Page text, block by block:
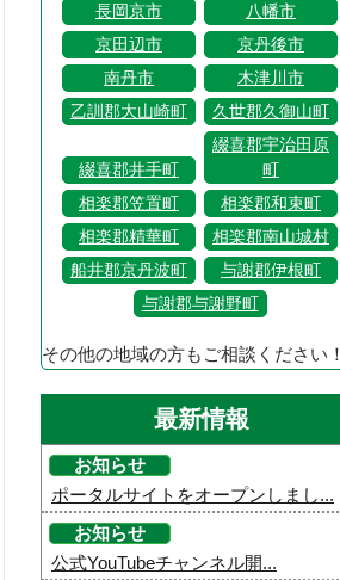
長岡京市
八幡市
京田辺市
京丹後市
南丹市
木津川市
乙訓郡大山崎町
久世郡久御山町
綴喜郡井手町
綴喜郡宇治田原
町
相楽郡笠置町
相楽郡和束町
相楽郡精華町
相楽郡南山城村
船井郡京丹波町
与謝郡伊根町
与謝郡与謝野町
その他の地域の方もご相談ください！
最新情報
お知らせ
ポータルサイトをオープンしまし...
お知らせ
公式YouTubeチャンネル開...